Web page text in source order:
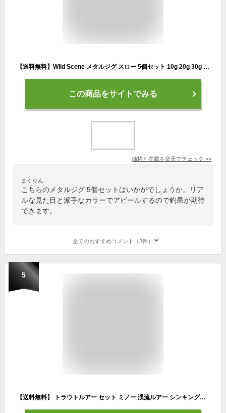
【送料無料】Wild Scene メタルジグ スロー 5個セット 10g 20g 30g 40g ジグ セットジグセット 青物 シーバス ヒラメ ルアー釣り用品 釣り具 釣具 釣り フィッシング シーバス 父の日
この商品をサイトでみる
価格と在庫を楽天でチェック >>
まくりん
こちらのメタルジグ 5個セットはいかがでしょうか。リア
ルな見た目と派手なカラーでアピールするので釣果が期待
できます。
全てのおすすめコメント（2件）
5
【送料無料】 トラウトルアー セット ミノー 渓流ルアー シンキングミノー エリアトラウト ルアーセット トラウト ルアー 5cm 6.5g 50mm 管理釣り場 管釣り 釣れる ブラックバス ヤマメ アマゴ ニジマス イワナ サクラマス 渓流 中流 本流 釣り 安い 格安 タックルタイム